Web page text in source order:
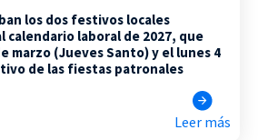
los dos festivos locales
calendario laboral de 2027, que
marzo (Jueves Santo) y el lunes 4
de las fiestas patronales
Leer más